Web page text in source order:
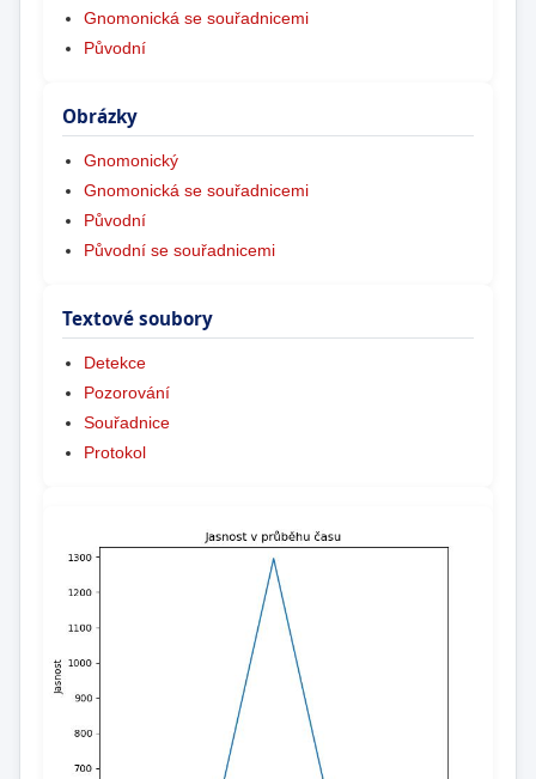
Gnomonická se souřadnicemi
Původní
Obrázky
Gnomonický
Gnomonická se souřadnicemi
Původní
Původní se souřadnicemi
Textové soubory
Detekce
Pozorování
Souřadnice
Protokol